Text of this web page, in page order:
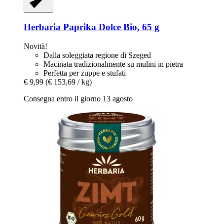
Herbaria Paprika Dolce Bio, 65 g
Novità!
Dalla soleggiata regione di Szeged
Macinata tradizionalmente su mulini in pietra
Perfetta per zuppe e stufati
€ 9,99 (€ 153,69 / kg)
Consegna entro il giorno 13 agosto